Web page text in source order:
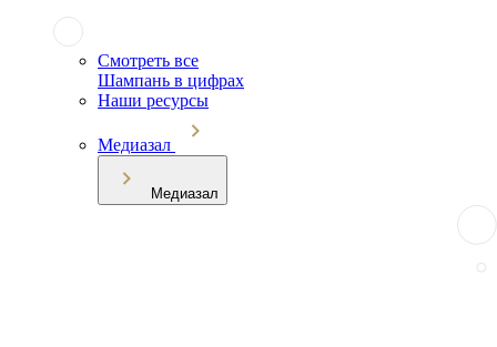
Смотреть все
Шампань в цифрах
Наши ресурсы
Медиазал
Медиазал